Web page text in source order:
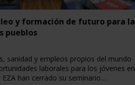
y formación de futuro para la
pueblos
sanidad y empleos propios del mundo
laborales para los jóvenes en
EZA han cerrado su seminario…